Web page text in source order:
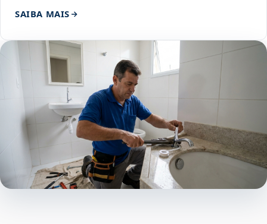
SAIBA MAIS